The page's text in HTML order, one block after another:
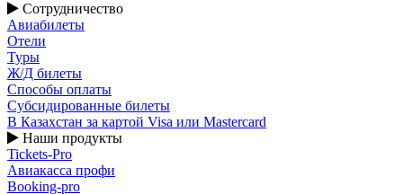
Сотрудничество
Авиабилеты
Отели
Туры
Ж/Д билеты
Способы оплаты
Субсидированные билеты
В Казахстан за картой Visa или Masterсard
Наши продукты
Tickets-Pro
Авиакасса профи
Booking-pro